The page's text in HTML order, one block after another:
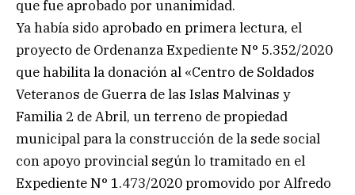
que fue aprobado por unanimidad.
Ya había sido aprobado en primera lectura, el
proyecto de Ordenanza Expediente N° 5.352/2020
que habilita la donación al «Centro de Soldados
Veteranos de Guerra de las Islas Malvinas y
Familia 2 de Abril, un terreno de propiedad
municipal para la construcción de la sede social
con apoyo provincial según lo tramitado en el
Expediente N° 1.473/2020 promovido por Alfredo